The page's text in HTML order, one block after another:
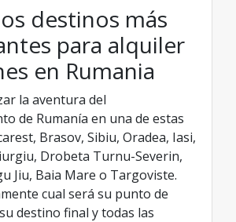
destinos más
para alquiler
en Rumania
la aventura del
de Rumanía en una de estas
Brasov, Sibiu, Oradea, Iasi,
Drobeta Turnu-Severin,
Jiu, Baia Mare o Targoviste.
cual será su punto de
destino final y todas las